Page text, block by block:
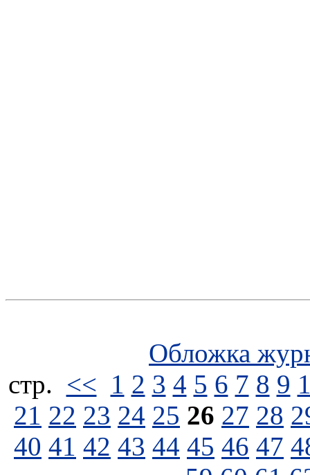
Обложка
стp. << 1 2 3 4 5 6 7 8 9
21 22 23 24 25 26 27 28
40 41 42 43 44 45 46 47